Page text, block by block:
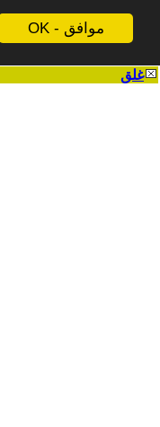
موافق - OK
غلق